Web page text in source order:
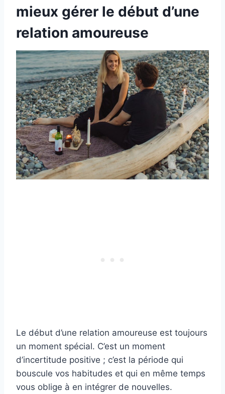
mieux gérer le début d’une
relation amoureuse
Le début d’une relation amoureuse est toujours
un moment spécial. C’est un moment
d’incertitude positive ; c’est la période qui
bouscule vos habitudes et qui en même temps
vous oblige à en intégrer de nouvelles.